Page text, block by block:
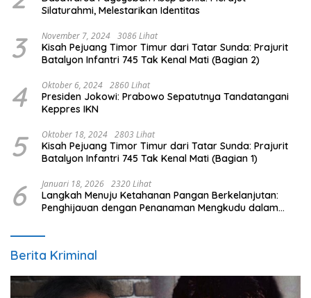
Silaturahmi, Melestarikan Identitas
3 November 7, 2024 3086 Lihat
Kisah Pejuang Timor Timur dari Tatar Sunda: Prajurit
Batalyon Infantri 745 Tak Kenal Mati (Bagian 2)
4 Oktober 6, 2024 2860 Lihat
Presiden Jokowi: Prabowo Sepatutnya Tandatangani
Keppres IKN
5 Oktober 18, 2024 2803 Lihat
Kisah Pejuang Timor Timur dari Tatar Sunda: Prajurit
Batalyon Infantri 745 Tak Kenal Mati (Bagian 1)
6 Januari 18, 2026 2320 Lihat
Langkah Menuju Ketahanan Pangan Berkelanjutan:
Penghijauan dengan Penanaman Mengkudu dalam
Berita Kriminal